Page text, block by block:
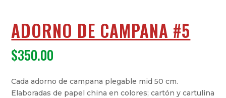
ADORNO DE CAMPANA #5
$350.00
Cada adorno de campana plegable mid 50 cm.
Elaboradas de papel china en colores; cartón y cartulina